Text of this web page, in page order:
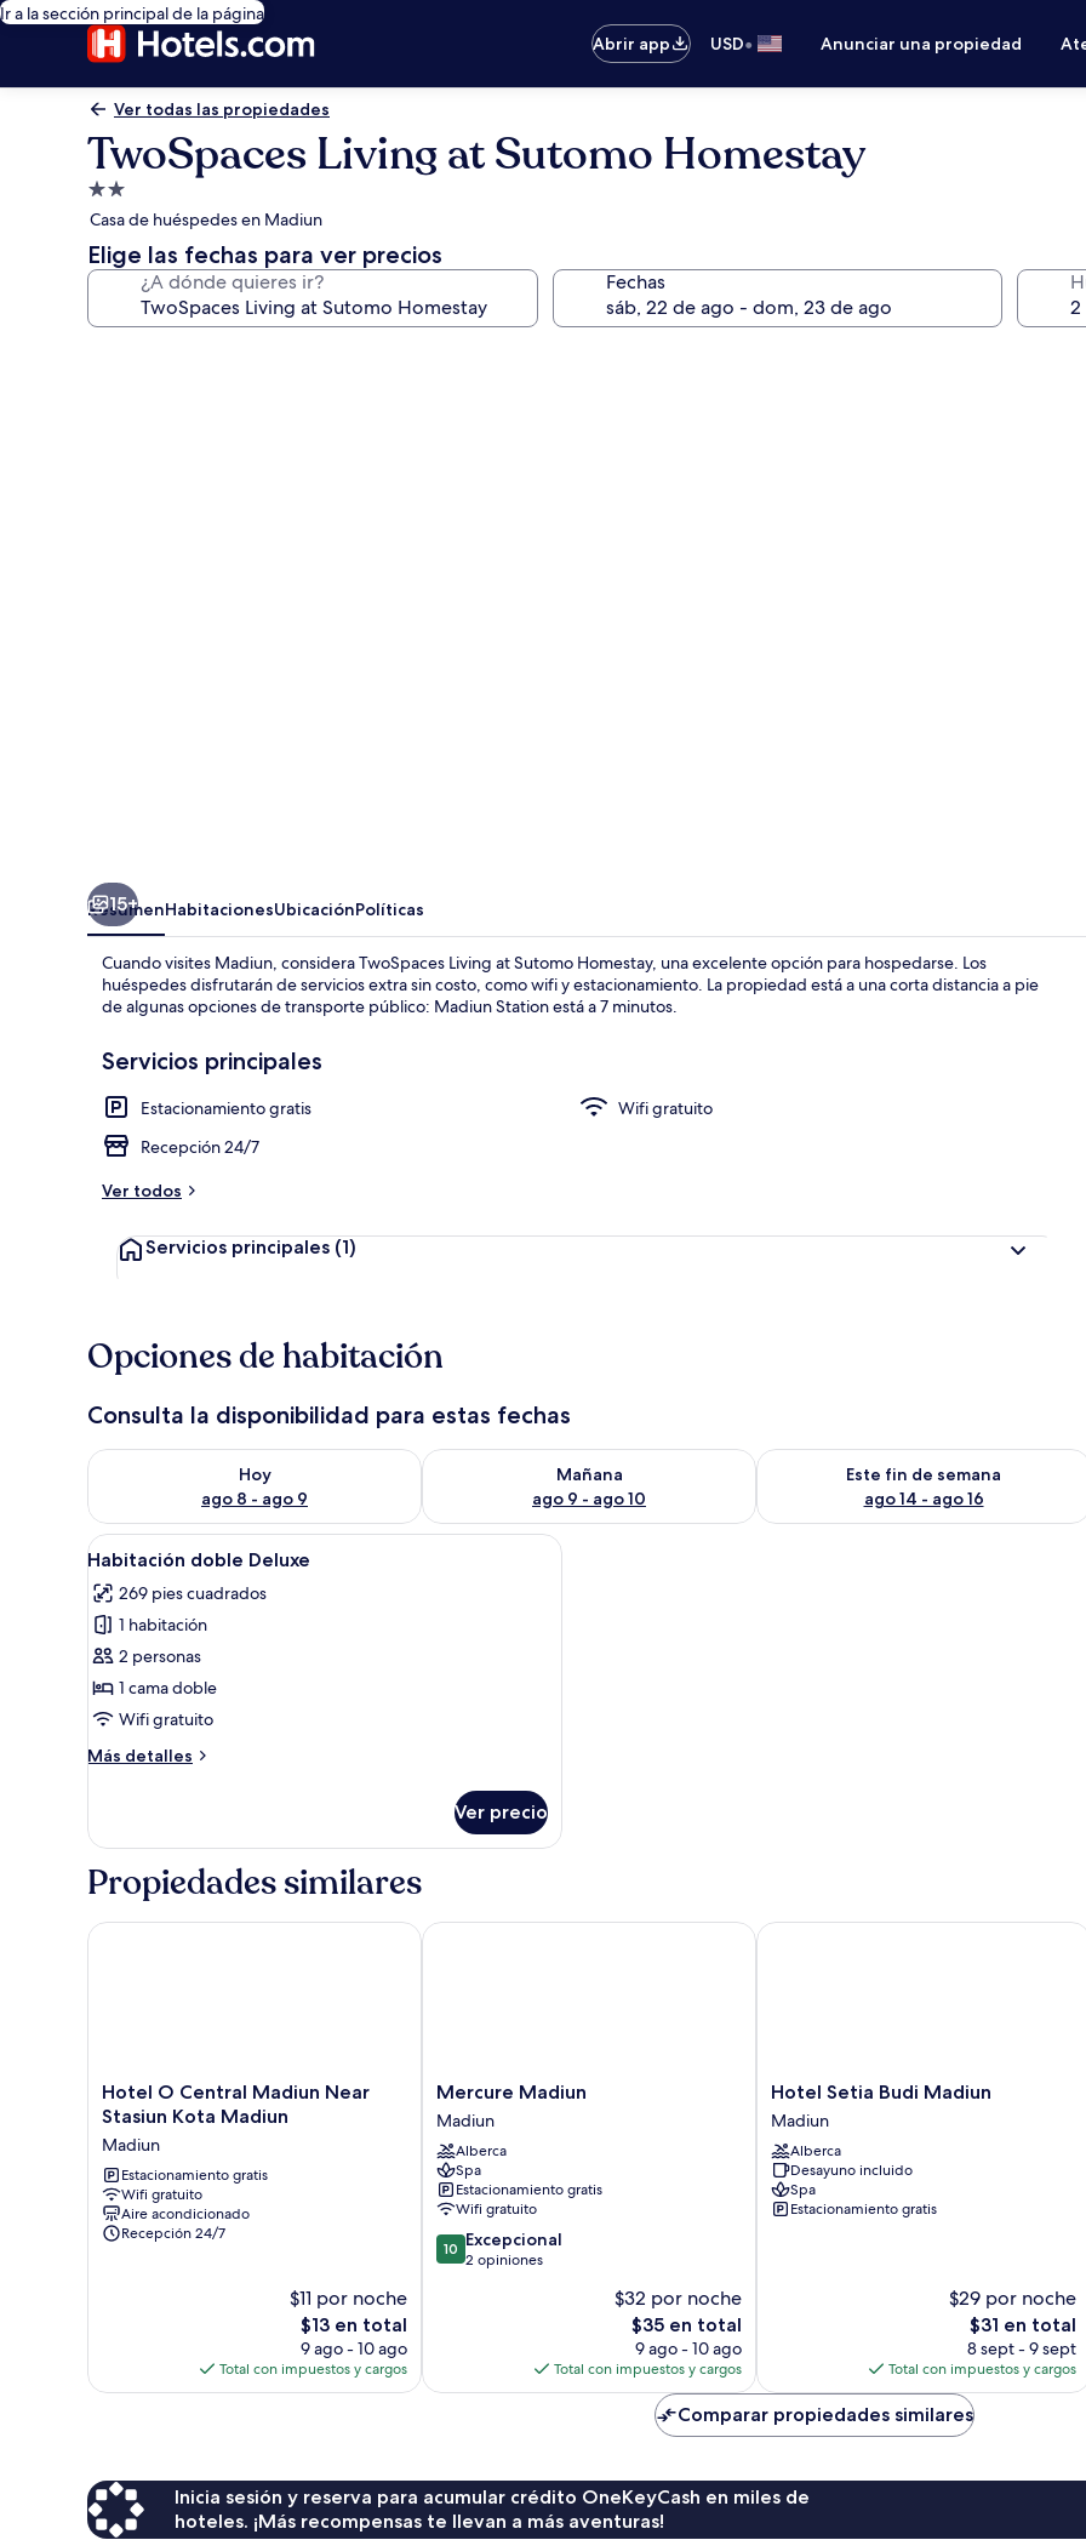
Ir a la sección principal de la página
Abrir app
USD• Anunciar una propiedad
Ver todas las propiedades
TwoSpaces Living at Sutomo Homestay
Propiedad
de
2.0
estrellas
Casa de huéspedes en Madiun
Elige las fechas para ver precios
¿A dónde quieres ir? Fechas
15+
ResumenHabitacionesUbicaciónPolíticas
Cuando visites Madiun, considera TwoSpaces Living at Sutomo Homestay, una excelente opción para hospedarse. Los
huéspedes disfrutarán de servicios extra sin costo, como wifi y estacionamiento. La propiedad está a una corta distancia a pie
de algunas opciones de transporte público: Madiun Station está a 7 minutos.
Servicios principales
Estacionamiento gratis
Wifi gratuito
Recepción 24/7
Ver todos
Servicios principales (1)
Opciones de habitación
Consulta la disponibilidad para estas fechas
Hoy
ago 8 - ago 9
Consulta la disponibilidad para hoy ago 8 - ago 9
Mañana
ago 9 - ago 10
Consulta la disponibilidad para mañana ago 9 - ago 10
Este fin de semana
ago 14 - ago 16
Consulta la disponibilidad para este
Abrir
todas
las
fotos
de
Habitación
doble
Una habitación con una cama, un televisor instalado en la pared, un ventanal con cortinas y una pared
8
Habitación doble Deluxe
269 pies cuadrados
1 habitación
2 personas
1 cama doble
Wifi gratuito
Más detalles
Más
doble
Ver precio
Propiedades similares
Hotel
O
Madiun
Near
Stasiun
Kota
Madiun
Hotel O Central Madiun Near
Stasiun Kota Madiun
Madiun
Estacionamiento gratis
Wifi gratuito
Aire acondicionado
Recepción 24/7
$11 por noche
El
precio
actual
es
$13 en total
9 ago - 10 ago
Total con impuestos y cargos
Hotel O Central Madiun Near Stasiun Kota Madiun
Mercure
Madiun
Madiun
Mercure Madiun
Madiun
Alberca
Spa
Estacionamiento gratis
Wifi gratuito
10.0
de
10 Excepcional
2 opiniones
$32 por noche
El
precio
actual
es
$35
$35 en total
9 ago - 10 ago
Total con impuestos y cargos
Mercure Madiun
Hotel
Setia
Budi
Madiun
Madiun
Hotel Setia Budi Madiun
Madiun
Alberca
Desayuno incluido
Spa
Estacionamiento gratis
$29 por noche
El
precio
actual
es
de
$31
$31 en total
8 sept - 9 sept
Total con impuestos y cargos
Hotel Setia Budi Madiun
Comparar propiedades similares
Inicia sesión y reserva para acumular crédito OneKeyCash en miles de
hoteles. ¡Más recompensas te llevan a más aventuras!